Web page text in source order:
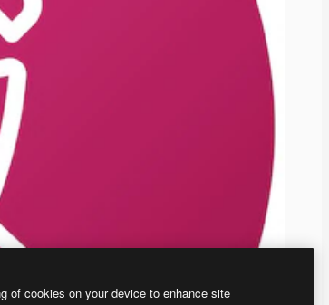
of cookies on your device to enhance site